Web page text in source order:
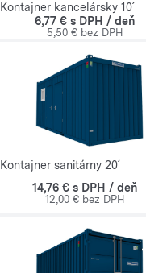
Kontajner kancelársky 10´
6,77 € s DPH / deň
5,50 € bez DPH
Kontajner sanitárny 20´
14,76 € s DPH / deň
12,00 € bez DPH